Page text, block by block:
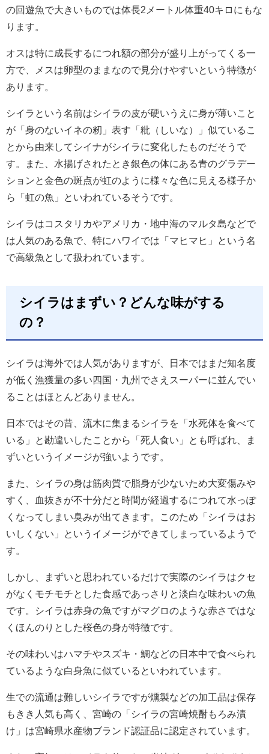
の回遊魚で大きいものでは体長2メートル体重40キロにもな
ります。
オスは特に成長するにつれ額の部分が盛り上がってくる一
方で、メスは卵型のままなので見分けやすいという特徴が
あります。
シイラという名前はシイラの皮が硬いうえに身が薄いこと
が「身のないイネの籾」表す「粃（しいな）」似ているこ
とから由来してシイナがシイラに変化したものだそうで
す。また、水揚げされたとき銀色の体にある青のグラデー
ションと金色の斑点が虹のように様々な色に見える様子か
ら「虹の魚」といわれているそうです。
シイラはコスタリカやアメリカ・地中海のマルタ島などで
は人気のある魚で、特にハワイでは「マヒマヒ」という名
で高級魚として扱われています。
シイラはまずい？どんな味がする
の？
シイラは海外では人気がありますが、日本ではまだ知名度
が低く漁獲量の多い四国・九州でさえスーパーに並んでい
ることはほとんどありません。
日本ではその昔、流木に集まるシイラを「水死体を食べて
いる」と勘違いしたことから「死人食い」とも呼ばれ、ま
ずいというイメージが強いようです。
また、シイラの身は筋肉質で脂身が少ないため大変傷みや
すく、血抜きが不十分だと時間が経過するにつれて水っぽ
くなってしまい臭みが出てきます。このため「シイラはお
いしくない」というイメージができてしまっているようで
す。
しかし、まずいと思われているだけで実際のシイラはクセ
がなくモチモチとした食感であっさりと淡白な味わいの魚
です。シイラは赤身の魚ですがマグロのような赤さではな
くほんのりとした桜色の身が特徴です。
その味わいはハマチやスズキ・鯛などの日本中で食べられ
ているような白身魚に似ているといわれています。
生での流通は難しいシイラですが燻製などの加工品は保存
もきき人気も高く、宮崎の「シイラの宮崎焼酎もろみ漬
け」は宮崎県水産物ブランド認証品に認定されています。